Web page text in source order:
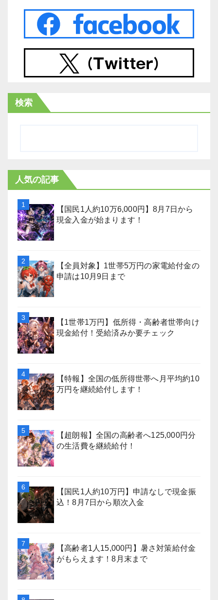
検索
人気の記事
【国民1人約10万6,000円】8月7日から
現金入金が始まります！
【全員対象】1世帯5万円の家電給付金の
申請は10月9日まで
【1世帯1万円】低所得・高齢者世帯向け
現金給付！受給済みか要チェック
【特報】全国の低所得世帯へ月平均約10
万円を継続給付します！
【超朗報】全国の高齢者へ125,000円分
の生活費を継続給付！
【国民1人約10万円】申請なしで現金振
込！8月7日から順次入金
【高齢者1人15,000円】暑さ対策給付金
がもらえます！8月末まで